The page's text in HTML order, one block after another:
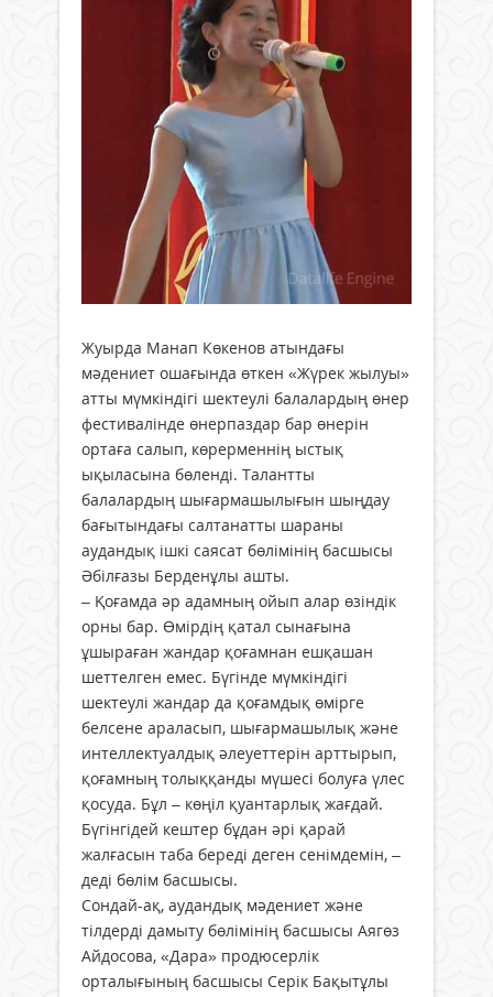
Жуырда Манап Көкенов атындағы
мәдениет ошағында өткен «Жүрек жылуы»
атты мүмкіндігі шектеулі балалардың өнер
фестивалінде өнерпаздар бар өнерін
ортаға салып, көрерменнің ыстық
ықыласына бөленді. Талантты
балалардың шығармашылығын шыңдау
бағытындағы салтанатты шараны
аудандық ішкі саясат бөлімінің басшысы
Әбілғазы Берденұлы ашты.
– Қоғамда әр адамның ойып алар өзіндік
орны бар. Өмірдің қатал сынағына
ұшыраған жандар қоғамнан ешқашан
шеттелген емес. Бүгінде мүмкіндігі
шектеулі жандар да қоғамдық өмірге
белсене араласып, шығармашылық және
интеллектуалдық әлеуеттерін арттырып,
қоғамның толыққанды мүшесі болуға үлес
қосуда. Бұл – көңіл қуантарлық жағдай.
Бүгінгідей кештер бұдан әрі қарай
жалғасын таба береді деген сенімдемін, –
деді бөлім басшысы.
Сондай-ақ, аудандық мәдениет және
тілдерді дамыту бөлімінің басшысы Аягөз
Айдосова, «Дара» продюсерлік
орталығының басшысы Серік Бақытұлы